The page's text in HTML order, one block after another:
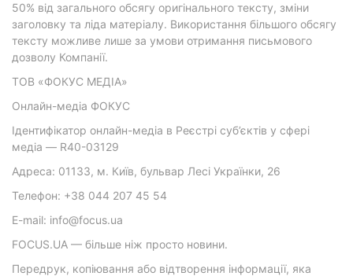
50% від загального обсягу оригінального тексту, зміни
заголовку та ліда матеріалу. Використання більшого обсягу
тексту можливе лише за умови отримання письмового
дозволу Компанії.
ТОВ «ФОКУС МЕДІА»
Онлайн-медіа ФОКУС
Ідентифікатор онлайн-медіа в Реєстрі суб’єктів у сфері
медіа — R40-03129
Адреса: 01133, м. Київ, бульвар Лесі Українки, 26
Телефон: +38 044 207 45 54
E-mail: info@focus.ua
FOCUS.UA — більше ніж просто новини.
Передрук, копіювання або відтворення інформації, яка